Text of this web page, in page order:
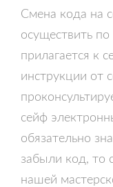
Смена кода на
осуществить
прилагается к
инструкции от
сейф
обязательно
забыли код, то
нашей